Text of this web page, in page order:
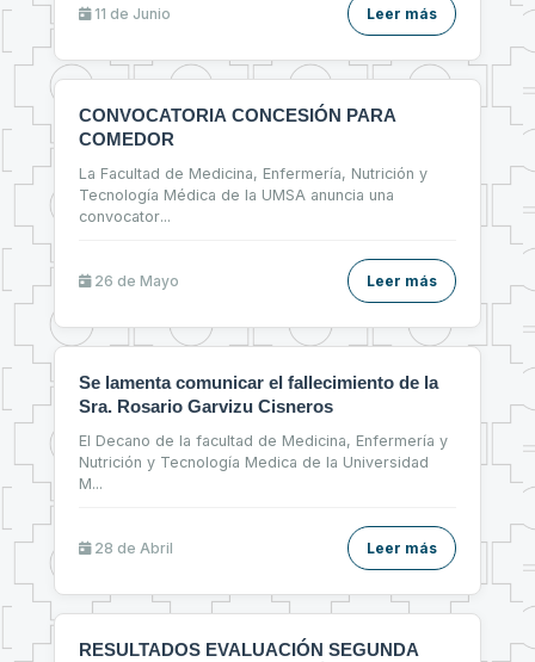
11 de Junio Leer más
CONVOCATORIA CONCESIÓN PARA
COMEDOR
La Facultad de Medicina, Enfermería, Nutrición y
Tecnología Médica de la UMSA anuncia una
convocator...
26 de Mayo Leer más
Se lamenta comunicar el fallecimiento de la
Sra. Rosario Garvizu Cisneros
El Decano de la facultad de Medicina, Enfermería y
Nutrición y Tecnología Medica de la Universidad
M...
28 de Abril Leer más
RESULTADOS EVALUACIÓN SEGUNDA